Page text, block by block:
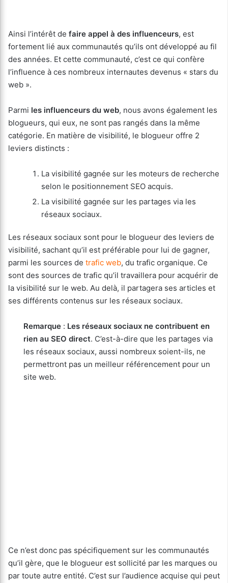
Ainsi l’intérêt de faire appel à des influenceurs, est
fortement lié aux communautés qu’ils ont développé au fil
des années. Et cette communauté, c’est ce qui confère
l’influence à ces nombreux internautes devenus « stars du
web ».
Parmi les influenceurs du web, nous avons également les
blogueurs, qui eux, ne sont pas rangés dans la même
catégorie. En matière de visibilité, le blogueur offre 2
leviers distincts :
La visibilité gagnée sur les moteurs de recherche
selon le positionnement SEO acquis.
La visibilité gagnée sur les partages via les
réseaux sociaux.
Les réseaux sociaux sont pour le blogueur des leviers de
visibilité, sachant qu’il est préférable pour lui de gagner,
parmi les sources de trafic web, du trafic organique. Ce
sont des sources de trafic qu’il travaillera pour acquérir de
la visibilité sur le web. Au delà, il partagera ses articles et
ses différents contenus sur les réseaux sociaux.
Remarque : Les réseaux sociaux ne contribuent en
rien au SEO direct. C’est-à-dire que les partages via
les réseaux sociaux, aussi nombreux soient-ils, ne
permettront pas un meilleur référencement pour un
site web.
Ce n’est donc pas spécifiquement sur les communautés
qu’il gère, que le blogueur est sollicité par les marques ou
par toute autre entité. C’est sur l’audience acquise qui peut